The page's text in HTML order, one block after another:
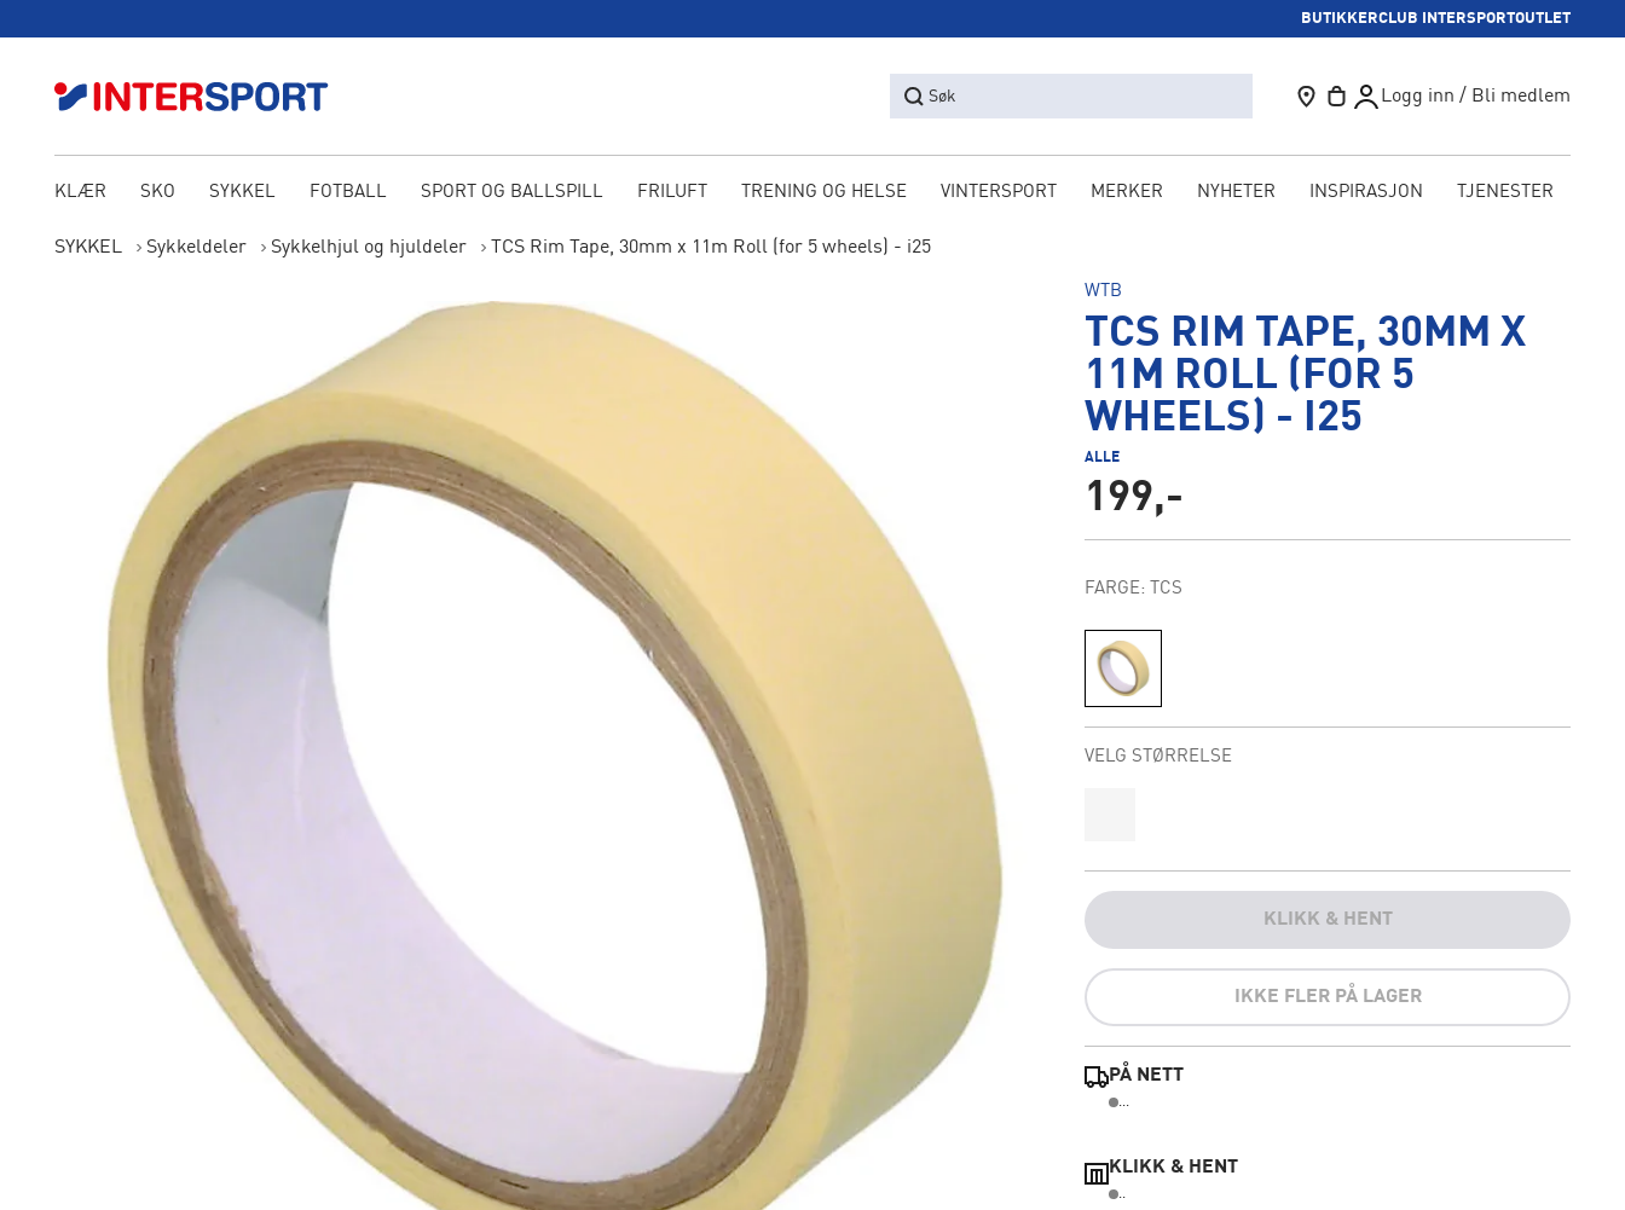
BUTIKKERCLUB INTERSPORTOUTLET
Søk Logg inn / Bli medlem
KLÆR SKO SYKKEL FOTBALL SPORT OG BALLSPILL FRILUFT TRENING OG HELSE VINTERSPORT MERKER NYHETER INSPIRASJON TJENESTER
SYKKEL Sykkeldeler Sykkelhjul og hjuldeler TCS Rim Tape, 30mm x 11m Roll (for 5 wheels) - i25
WTB
TCS RIM TAPE, 30MM X
11M ROLL (FOR 5
WHEELS) - I25
ALLE
199,-
FARGE: TCS
VELG STØRRELSE
KLIKK & HENT
IKKE FLER PÅ LAGER
PÅ NETT
...
KLIKK & HENT
..